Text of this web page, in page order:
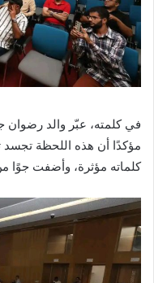
في كلمته، عبّر والد رضوان
مؤكدًا أن هذه اللحظة تجسد
كلماته مؤثرة، وأضفت جوًا